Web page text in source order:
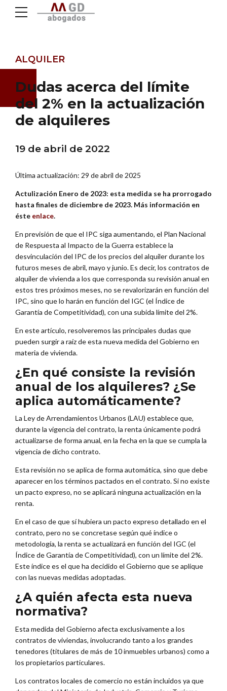
ALQUILER
Dudas acerca del límite
del 2% en la actualización
de alquileres
19 de abril de 2022
Última actualización: 29 de abril de 2025
Actulización Enero de 2023: esta medida se ha prorrogado
hasta finales de diciembre de 2023. Más información en
éste enlace.
En previsión de que el IPC siga aumentando, el Plan Nacional
de Respuesta al Impacto de la Guerra establece la
desvinculación del IPC de los precios del alquiler durante los
futuros meses de abril, mayo y junio. Es decir, los contratos de
alquiler de vivienda a los que corresponda su revisión anual en
estos tres próximos meses, no se revalorizarán en función del
IPC, sino que lo harán en función del IGC (el Índice de
Garantía de Competitividad), con una subida límite del 2%.
En este artículo, resolveremos las principales dudas que
pueden surgir a raíz de esta nueva medida del Gobierno en
materia de vivienda.
¿En qué consiste la revisión
anual de los alquileres? ¿Se
aplica automáticamente?
La Ley de Arrendamientos Urbanos (LAU) establece que,
durante la vigencia del contrato, la renta únicamente podrá
actualizarse de forma anual, en la fecha en la que se cumpla la
vigencia de dicho contrato.
Esta revisión no se aplica de forma automática, sino que debe
aparecer en los términos pactados en el contrato. Si no existe
un pacto expreso, no se aplicará ninguna actualización en la
renta.
En el caso de que sí hubiera un pacto expreso detallado en el
contrato, pero no se concretase según qué índice o
metodología, la renta se actualizará en función del IGC (el
Índice de Garantía de Competitividad), con un límite del 2%.
Este índice es el que ha decidido el Gobierno que se aplique
con las nuevas medidas adoptadas.
¿A quién afecta esta nueva
normativa?
Esta medida del Gobierno afecta exclusivamente a los
contratos de viviendas, involucrando tanto a los grandes
tenedores (titulares de más de 10 inmuebles urbanos) como a
los propietarios particulares.
Los contratos locales de comercio no están incluidos ya que